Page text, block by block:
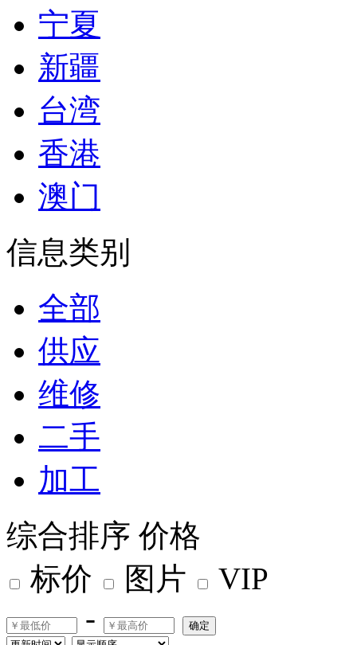
宁夏
新疆
台湾
香港
澳门
信息类别
全部
供应
维修
二手
加工
综合排序 价格
标价
图片
VIP
-
确定